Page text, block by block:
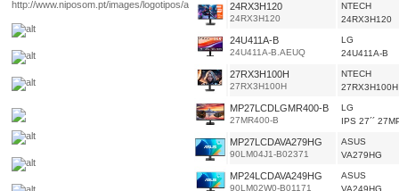
24RX3H120
24RX3H120
NTECH
24RX3H120
24U411A-B
24U411A-B.AEUQ
LG
24U411A-B
27RX3H100H
27RX3H100H
NTECH
27RX3H100H
MP27LCDLGMR400-B
27MR400-B
LG
IPS 27´´
MP27LCDAVA279HG
90LM04J1-B02371
ASUS
VA279HG
MP24LCDAVA249HG
90LM02W0-B01171
ASUS
VA249HG